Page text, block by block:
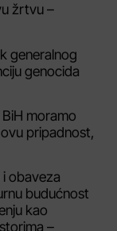
žrtvu –
generalnog
genocida
moramo
pripadnost,
i obaveza
budućnost
kao
–